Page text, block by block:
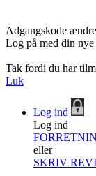
Adgangskode
Log på med din nye
Tak fordi du har
Luk
Log ind
Log ind
eller
SKRIV